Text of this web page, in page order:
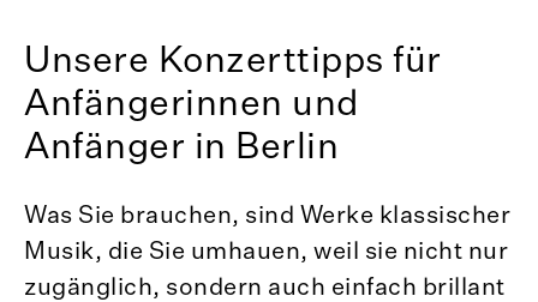
Unsere Konzerttipps für
Anfängerinnen und
Anfänger in Berlin
Was Sie brauchen, sind Werke klassischer
Musik, die Sie umhauen, weil sie nicht nur
zugänglich, sondern auch einfach brillant